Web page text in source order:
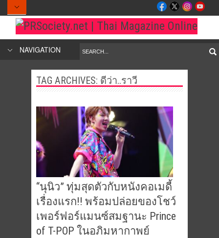
NAVIGATION
TAG ARCHIVES: ดีว่า..ราวี
“นุนิว” ทุ่มสุดตัวกับหนังคอเมดี้
เรื่องแรก!! พร้อมปล่อยของโชว์
เพอร์ฟอร์แมนซ์สมฐานะ Prince
of T-POP ในอภิมหากาพย์